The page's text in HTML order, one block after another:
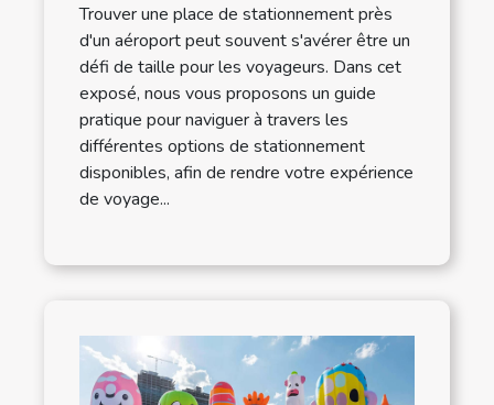
Trouver une place de stationnement près
d'un aéroport peut souvent s'avérer être un
défi de taille pour les voyageurs. Dans cet
exposé, nous vous proposons un guide
pratique pour naviguer à travers les
différentes options de stationnement
disponibles, afin de rendre votre expérience
de voyage...